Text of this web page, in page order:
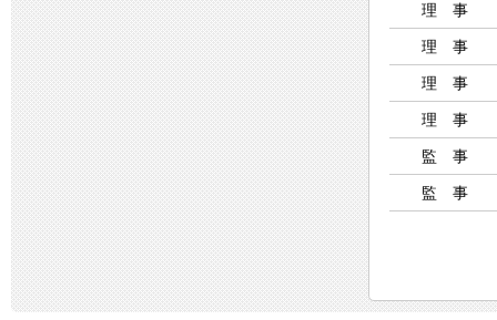
理 事
理 事
理 事
理 事
監 事
監 事